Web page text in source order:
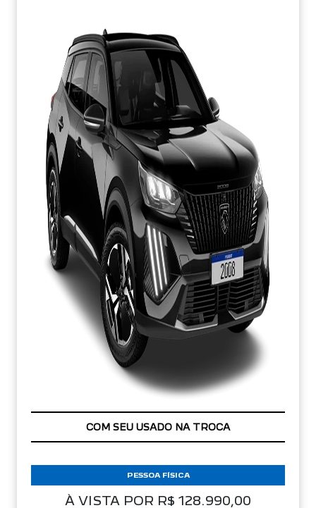
APROVEITE!
À VISTA POR R$ 128.990,00
PESSOA FÍSICA